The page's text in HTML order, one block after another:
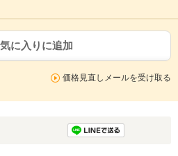
に入りに追加
価格見直しメールを受け取る